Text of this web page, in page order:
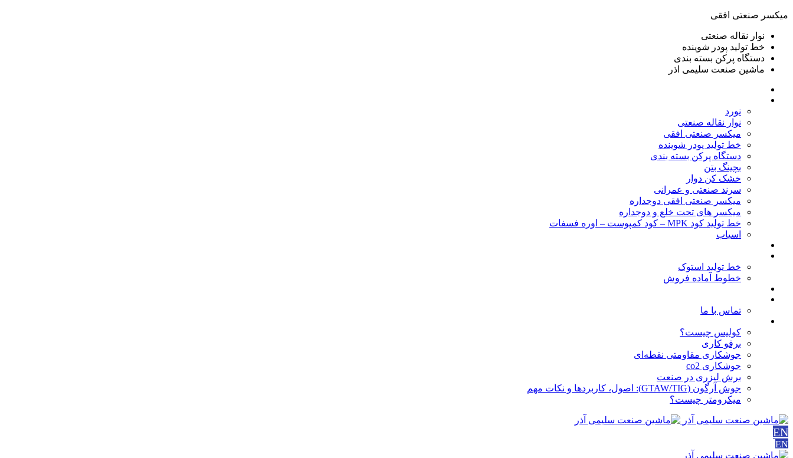
ميكسر صنعتی افقی
نوار نقاله صنعتی
خط تولید پودر شوينده
دستگاه پرکن بسته بندی
ماشين صنعت سليمی اذر
نورد
نوار نقاله صنعتی
ميكسر صنعتی افقی
خط تولید پودر شوينده
دستگاه پرکن بسته بندی
بچينگ بتن
خشک کن دوار
سرند صنعتی و عمرانی
میکسر صنعتی افقی دوجداره
میکسر های تحت خلع و دوجداره
خط تولید کود MPK – کود کمپوست – اوره فسفات
اسیاب
خط تولید استوک
خطوط آماده فروش
تماس با ما
کولیس چیست؟
برقو کاری
جوشکاری مقاومتی نقطه‌ای
جوشکاری co2
برش لیزری در صنعت
جوش آرگون (GTAW/TIG): اصول، کاربردها و نکات مهم
میکرومتر چیست؟
EN
EN